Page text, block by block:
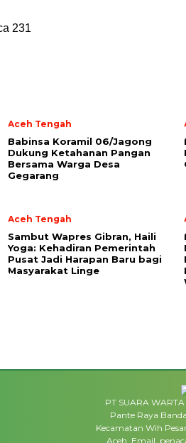
231
Aceh Tengah
‎Babinsa Koramil 06/Jagong
Dukung Ketahanan Pangan
Bersama Warga Desa
Gegarang
Aceh Tengah
‎Sambut Wapres Gibran, Haili
Yoga: Kehadiran Pemerintah
Pusat Jadi Harapan Baru bagi
Masyarakat Linge
PT SUARA
Pante Raya
Kecamatan Wih
Aceh. Email.